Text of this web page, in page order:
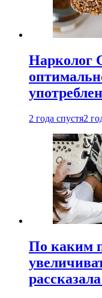
Нарколог
2 года спустя2
По каким